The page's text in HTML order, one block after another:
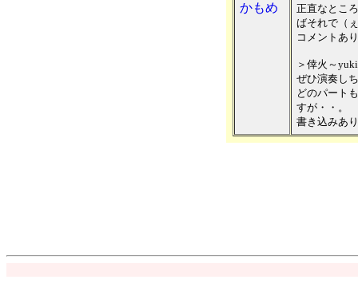
かもめ
正直なとこ
ばそれで（ぇ
コメントあ
＞倖火～
ぜひ演奏し
どのパート
すが・・。
書き込みあ